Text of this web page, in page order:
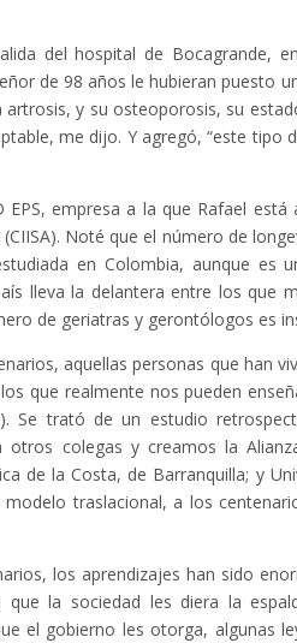
del hospital de Bocagrande,
de 98 años le hubieran puesto
y su osteoporosis, su
me dijo. Y agregó, “este tipo
empresa a la que Rafael está
Noté que el número de
en Colombia, aunque es
lleva la delantera entre los que
de geriatras y gerontólogos es
aquellas personas que han
que realmente nos pueden
Se trató de un estudio
colegas y creamos la
de la Costa, de Barranquilla; y
traslacional, a los
los aprendizajes han sido
la sociedad les diera la
el gobierno les otorga, algunas